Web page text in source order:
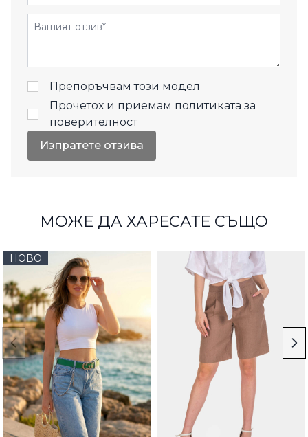
Отзиви
Препоръчвам този модел
Прочетох и приемам политиката за
поверителност
Изпратете отзива
МОЖЕ ДА ХАРЕСАТЕ СЪЩО
НОВО